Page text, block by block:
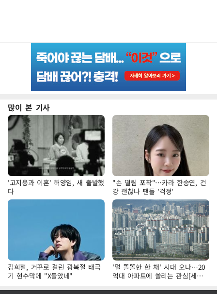
많이 본 기사
'고지용과 이혼' 허양임, 새 출발했
다
"손 떨림 포착"…카라 한승연, 건
강 괜찮나 팬들 '걱정'
김희철, 거꾸로 걸린 광복절 태극
기 현수막에 "X돌았네"
'덜 똘똘한 한 채' 시대 오나…20
억대 아파트에 쏠리는 관심[세제
개편, 그 이후②]